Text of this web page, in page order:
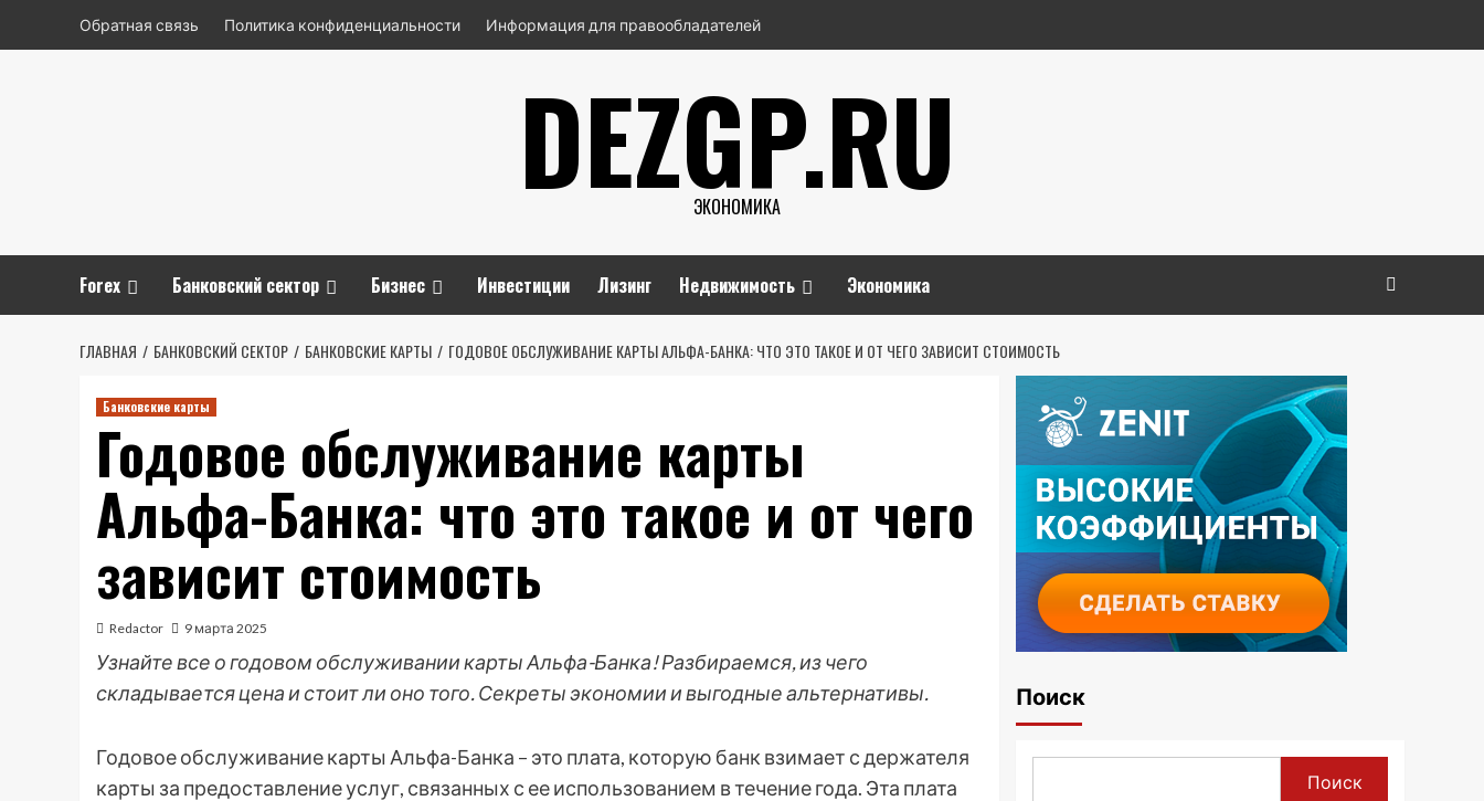
Обратная связь Политика конфиденциальности Информация для правообладателей
DEZGP.RU
ЭКОНОМИКА
Forex Банковский сектор Бизнес Инвестиции Лизинг Недвижимость Экономика
ГЛАВНАЯ БАНКОВСКИЙ СЕКТОР БАНКОВСКИЕ КАРТЫ ГОДОВОЕ ОБСЛУЖИВАНИЕ КАРТЫ АЛЬФА-БАНКА: ЧТО ЭТО ТАКОЕ И ОТ ЧЕГО ЗАВИСИТ СТОИМОСТЬ
Банковские карты
Годовое обслуживание карты
Альфа-Банка: что это такое и от чего
зависит стоимость
Redactor 9 марта 2025
Узнайте все о годовом обслуживании карты Альфа-Банка! Разбираемся, из чего
складывается цена и стоит ли оно того. Секреты экономии и выгодные альтернативы.
Годовое обслуживание карты Альфа-Банка – это плата, которую банк взимает с держателя
карты за предоставление услуг, связанных с ее использованием в течение года. Эта плата
Поиск
Поиск